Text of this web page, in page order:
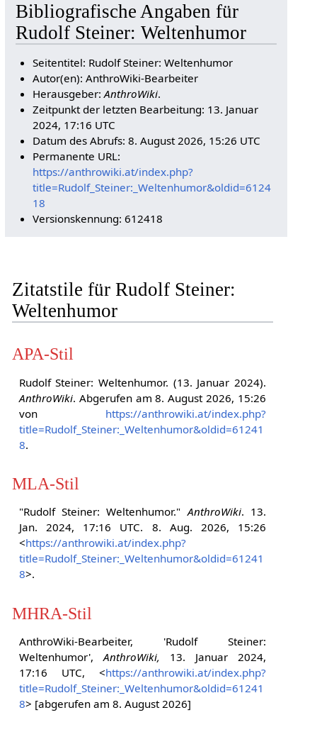
Bibliografische Angaben für
Rudolf Steiner: Weltenhumor
Seitentitel: Rudolf Steiner: Weltenhumor
Autor(en): AnthroWiki-Bearbeiter
Herausgeber:AnthroWiki.
Zeitpunkt der letzten Bearbeitung: 13. Januar
2024, 17:16 UTC
Datum des Abrufs: 8. August 2026, 15:26 UTC
Permanente URL:
https://anthrowiki.at/index.php?
title=Rudolf_Steiner:_Weltenhumor&oldid=6124
18
Versionskennung: 612418
Zitatstile für Rudolf Steiner:
Weltenhumor
APA-Stil
Rudolf Steiner: Weltenhumor. (13. Januar 2024).
AnthroWiki. Abgerufen am 8. August 2026, 15:26
von https://anthrowiki.at/index.php?
title=Rudolf_Steiner:_Weltenhumor&oldid=61241
8.
MLA-Stil
"Rudolf Steiner: Weltenhumor."AnthroWiki. 13.
Jan. 2024, 17:16 UTC. 8. Aug. 2026, 15:26
<https://anthrowiki.at/index.php?
title=Rudolf_Steiner:_Weltenhumor&oldid=61241
8>.
MHRA-Stil
AnthroWiki-Bearbeiter, 'Rudolf Steiner:
Weltenhumor', AnthroWiki, 13. Januar 2024,
17:16 UTC, <https://anthrowiki.at/index.php?
title=Rudolf_Steiner:_Weltenhumor&oldid=61241
8> [abgerufen am 8. August 2026]